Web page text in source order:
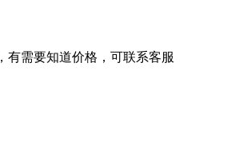
有需要知道价格，可联系客服